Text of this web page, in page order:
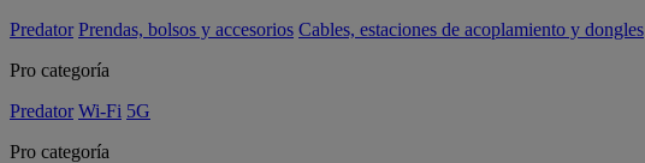
Predator Prendas, bolsos y accesorios Cables, estaciones de acoplamiento y dongles
Pro categoría
Predator Wi-Fi 5G
Pro categoría